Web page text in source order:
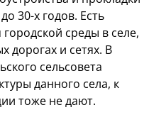
30-х годов. Есть
среды в селе,
дорогах и сетях. В
сельсовета
данного села, к
тоже не дают.